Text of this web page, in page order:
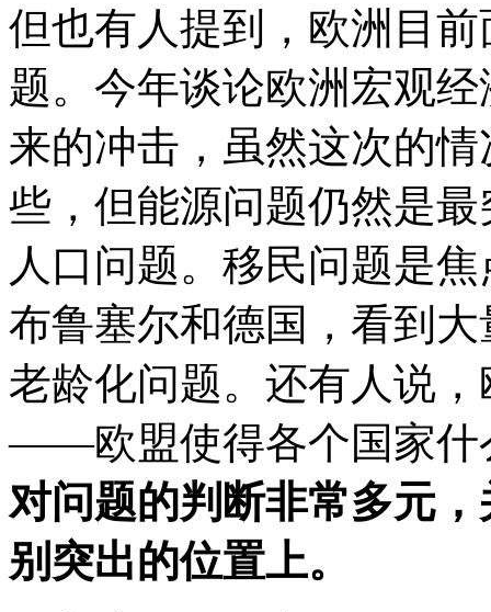
但也有人提到，欧洲目
题。今年谈论欧洲宏观
来的冲击，虽然这次的
些，但能源问题仍然是
人口问题。移民问题是
布鲁塞尔和德国，看到
老龄化问题。还有人说
——欧盟使得各个国家什
对问题的判断非常多元
别突出的位置上。